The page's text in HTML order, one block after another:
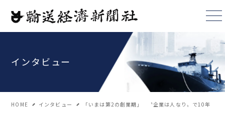
インタビュー
HOME インタビュー 「いまは第2の創業期」 〝企業は人なり〟で10年